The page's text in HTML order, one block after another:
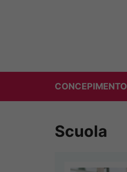
CONCEPIMENTO
Scuola